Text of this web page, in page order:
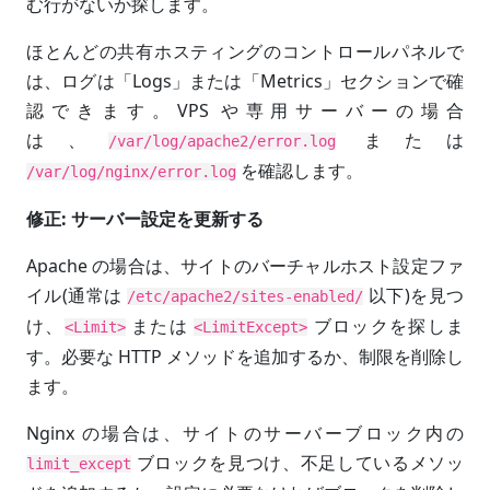
ほとんどの共有ホスティングのコントロールパネルで
は、ログは「Logs」または「Metrics」セクションで確
認できます。VPS や専用サーバーの場合
は、
/var/log/apache2/error.log または
/var/log/nginx/error.log を確認します。
修正: サーバー設定を更新する
Apache の場合は、サイトのバーチャルホスト設定ファ
イル(通常は /etc/apache2/sites-enabled/ 以下)を見つ
け、
<Limit>または<LimitExcept> ブロックを探しま
す。必要な HTTP メソッドを追加するか、制限を削除し
ます。
Nginx の場合は、サイトのサーバーブロック内の
limit_except ブロックを見つけ、不足しているメソッ